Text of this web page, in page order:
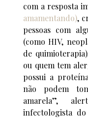
com a resposta
amamentando),
pessoas com
(como HIV,
de
ou quem tem
possui a
não podem
amarela”,
infectologista